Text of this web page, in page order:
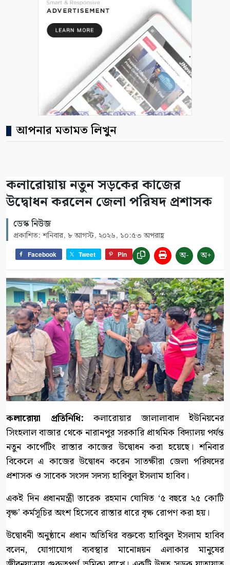
আপনার মতামত লিখুন
কলারোয়ায় নতুন সড়কের কাজের
উদ্বোধন করলেন জেলা পরিষদ প্রশাসক
ডেস্ক নিউজ
প্রকাশিত: শনিবার, ৮ আগস্ট, ২০২৬, ১০:৫৩ অপরাহ্ণ
Facebook Tweet Pin অ- অ+
কলারোয়া প্রতিনিধি: কলারোয়ার জালালাবাদ ইউনিয়নের
সিংহলাল বাজার থেকে নারানপুর সরকারি প্রাথমিক বিদ্যালয় পর্যন্ত
নতুন কার্পেটিং রাস্তার কাজের উদ্বোধন করা হয়েছে। শনিবার
বিকেলে এ কাজের উদ্বোধন করেন সাতক্ষীরা জেলা পরিষদের
প্রশাসক ও সাবেক সংসদ সদস্য হাবিবুল ইসলাম হাবিব।
একই দিন প্রধানমন্ত্রী তারেক রহমান ঘোষিত ‘৫ বছরে ২৫ কোটি
বৃক্ষ’ কর্মসূচির অংশ হিসেবে রাস্তার ধারে বৃক্ষ রোপণ করা হয়।
উদ্বোধনী অনুষ্ঠানে প্রধান অতিথির বক্তব্যে হাবিবুল ইসলাম হাবিব
বলেন, যোগাযোগ ব্যবস্থার মানোন্নয়ন এলাকার মানুষের